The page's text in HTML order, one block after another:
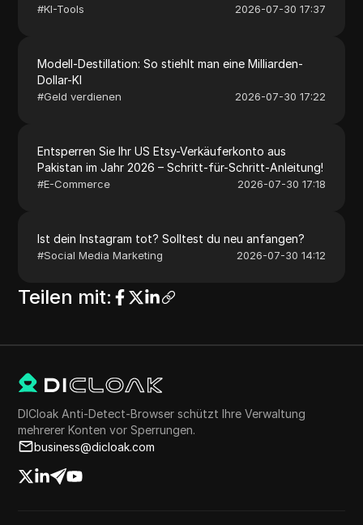
#KI-Tools 2026-07-30 17:37
Modell-Destillation: So stiehlt man eine Milliarden-
Dollar-KI
#Geld verdienen 2026-07-30 17:22
Entsperren Sie Ihr US Etsy-Verkäuferkonto aus
Pakistan im Jahr 2026 – Schritt-für-Schritt-Anleitung!
#E-Commerce 2026-07-30 17:18
Ist dein Instagram tot? Solltest du neu anfangen?
#Social Media Marketing 2026-07-30 14:12
Teilen mit:
DICloak Anti-Detect-Browser schützt Ihre Verwaltung
mehrerer Konten vor Sperrungen.
business@dicloak.com